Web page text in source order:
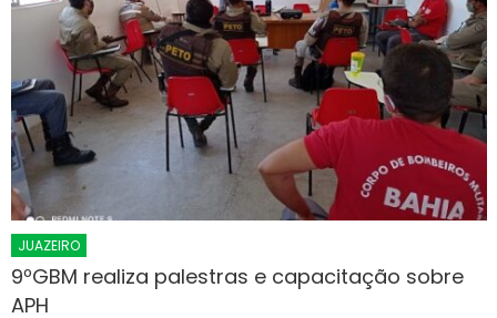
JUAZEIRO
9ºGBM realiza palestras e capacitação sobre
APH